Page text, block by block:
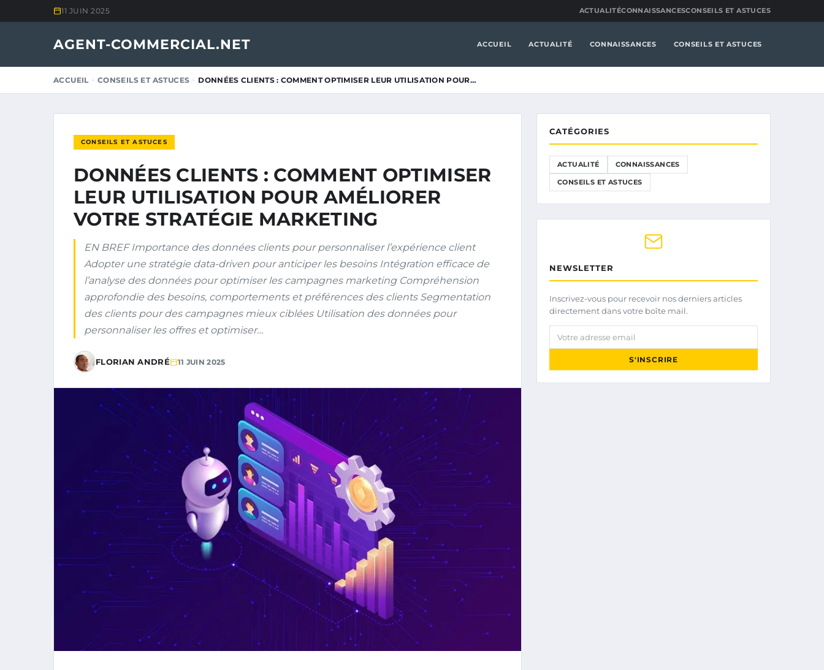
11 JUIN 2025 ACTUALITÉCONNAISSANCESCONSEILS ET ASTUCES
AGENT-COMMERCIAL.NET ACCUEIL ACTUALITÉ CONNAISSANCES CONSEILS ET ASTUCES
ACCUEIL CONSEILS ET ASTUCES DONNÉES CLIENTS : COMMENT OPTIMISER LEUR UTILISATION POUR…
CONSEILS ET ASTUCES
DONNÉES CLIENTS : COMMENT OPTIMISER
LEUR UTILISATION POUR AMÉLIORER
VOTRE STRATÉGIE MARKETING
EN BREF Importance des données clients pour personnaliser l’expérience client
Adopter une stratégie data-driven pour anticiper les besoins Intégration efficace de
l’analyse des données pour optimiser les campagnes marketing Compréhension
approfondie des besoins, comportements et préférences des clients Segmentation
des clients pour des campagnes mieux ciblées Utilisation des données pour
personnaliser les offres et optimiser…
FLORIAN ANDRÉ 11 JUIN 2025
CATÉGORIES
ACTUALITÉ CONNAISSANCES
CONSEILS ET ASTUCES
NEWSLETTER
Inscrivez-vous pour recevoir nos derniers articles
directement dans votre boîte mail.
Votre adresse email
S'INSCRIRE